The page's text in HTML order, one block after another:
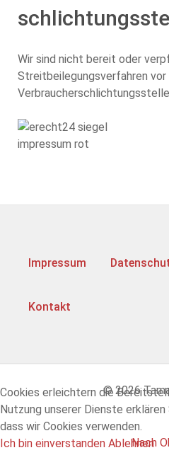
Wir sind nicht bereit oder
Streitbeilegungsverfahren vor
Impressum
Kontakt
© 2026
Nach
Cookies erleichtern die
Nutzung unserer Dienste
dass wir Cookies verwenden.
Ich bin einverstanden Ablehnen